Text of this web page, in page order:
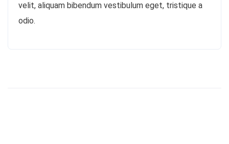
velit, aliquam bibendum vestibulum eget, tristique a
odio.